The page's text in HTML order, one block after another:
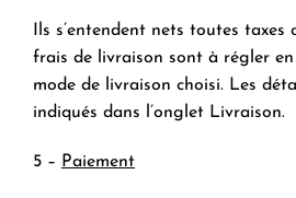
Ils s’entendent nets toutes taxes
frais de livraison sont à régler
mode de livraison choisi. Les
indiqués dans l’onglet Livraison.
5 – Paiement